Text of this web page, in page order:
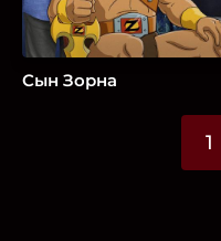
Сын Зорна
1